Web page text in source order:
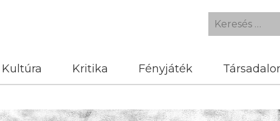
Kultúra Kritika Fényjáték